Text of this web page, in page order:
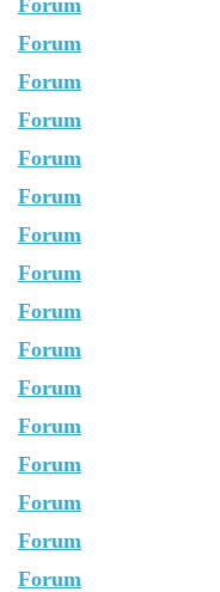
Forum
Forum
Forum
Forum
Forum
Forum
Forum
Forum
Forum
Forum
Forum
Forum
Forum
Forum
Forum
Forum